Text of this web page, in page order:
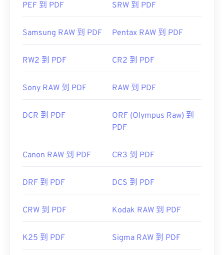
PEF 到 PDF SRW 到 PDF
Samsung RAW 到 PDF Pentax RAW 到 PDF
RW2 到 PDF CR2 到 PDF
Sony RAW 到 PDF RAW 到 PDF
DCR 到 PDF
ORF (Olympus Raw) 到
PDF
Canon RAW 到 PDF CR3 到 PDF
DRF 到 PDF DCS 到 PDF
CRW 到 PDF Kodak RAW 到 PDF
K25 到 PDF Sigma RAW 到 PDF